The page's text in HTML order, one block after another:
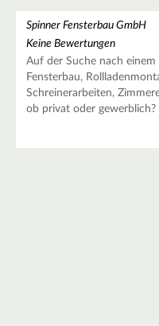
Spinner Fensterbau GmbH
Keine Bewertungen
Auf der Suche nach
Fensterbau,
Schreinerarbeiten,
ob privat oder